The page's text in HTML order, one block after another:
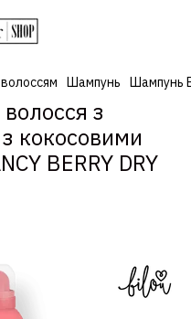
Шампунь Шампунь
з
кокосовими
BERRY DRY